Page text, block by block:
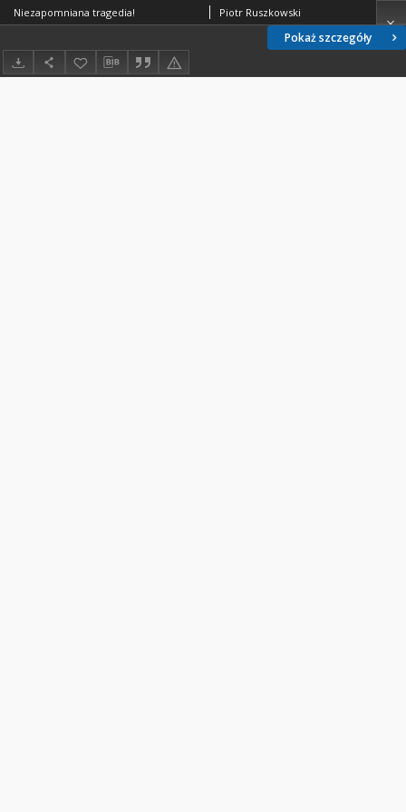
Pokaż szczegóły
Niezapomniana tragedia! Piotr Ruszkowski